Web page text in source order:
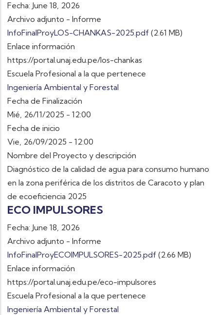
Fecha: June 18, 2026
Archivo adjunto - Informe
InfoFinalProyLOS-CHANKAS-2025.pdf (2.61 MB)
Enlace información
https://portal.unaj.edu.pe/los-chankas
Escuela Profesional a la que pertenece
Ingeniería Ambiental y Forestal
Fecha de Finalización
Mié, 26/11/2025 - 12:00
Fecha de inicio
Vie, 26/09/2025 - 12:00
Nombre del Proyecto y descripción
Diagnóstico de la calidad de agua para consumo humano
en la zona periférica de los distritos de Caracoto y plan
de ecoeficiencia 2025
ECO IMPULSORES
Fecha: June 18, 2026
Archivo adjunto - Informe
InfoFinalProyECOIMPULSORES-2025.pdf (2.66 MB)
Enlace información
https://portal.unaj.edu.pe/eco-impulsores
Escuela Profesional a la que pertenece
Ingeniería Ambiental y Forestal